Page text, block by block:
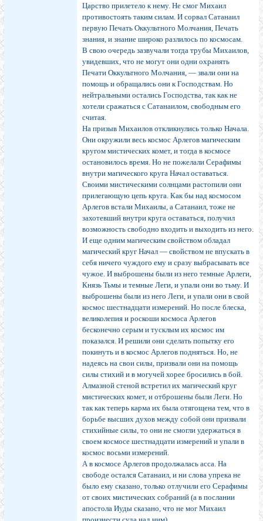
Царство прилетело к нему. Не смог Михаил
противостоять таким силам. И сорвал Сатанаил
первую Печать Оккультного Молчания, Печать
знания, и знание широко разлилось по космосам.
В свою очередь зазвучали тогда трубы Михаилов,
увидевших, что не могут они одни охранять
Печати Оккультного Молчания, — звали они на
помощь и обращались они к Господствам. Но
нейтральными остались Господства, так как не
хотели сражаться с Сатанаилом, свободным его
считая.
На призыв Михаилов откликнулись только Начала.
Они окружили весь космос Арлегов магическим
кругом мистических комет, и тогда в космосе
остановилось время. Но не пожелали Серафимы
внутри магического круга Начал оставаться.
Своими мистическими солнцами растопили они
прилегающую цепь круга. Как бы над космосом
Арлегов встали Михаилы, а Сатанаил, тоже не
захотевший внутри круга оставаться, получил
возможность свободно входить и выходить из него.
И еще одним магическим свойством обладал
магический круг Начал — свойством не впускать в
себя ничего чуждого ему и сразу выбрасывать все
чужое. И выброшены были из него темные Арлеги,
Князь Тьмы и темные Леги, и упали они во тьму. И
выброшены были из него Леги, и упали они в свой
космос шестнадцати измерений. Но после блеска,
великолепия и роскоши космоса Арлегов
бесконечно серым и тусклым их космос им
показался. И решили они сделать попытку его
покинуть и в космос Арлегов подняться. Но, не
надеясь на свои силы, призвали они на помощь
силы стихий и в могучей хорее бросились в бой.
Алмазной стеной встретил их магический круг
мистических комет, и отброшены были Леги. Но
так как теперь карма их была отягощена тем, что в
борьбе высших духов между собой они призвали
стихийные силы, то они не смогли удержаться в
своем космосе шестнадцати измерений и упали в
космос восьми измерений.
А в космосе Арлегов продолжалась асса. На
свободе остался Сатанаил, и ни слова упрека не
было ему сказано, только отлучили его Серафимы
от своих мистических собраний (а в послании
апостола Иуды сказано, что не мог Михаил